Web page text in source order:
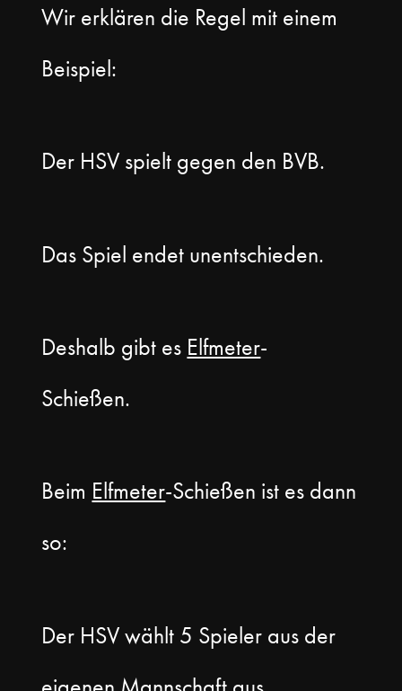
Wir erklären die Regel mit einem
Beispiel:
Der HSV spielt gegen den BVB.
Das Spiel endet unentschieden.
Deshalb gibt es Elfmeter-
Schießen.
Beim Elfmeter-Schießen ist es dann
so:
Der HSV wählt 5 Spieler aus der